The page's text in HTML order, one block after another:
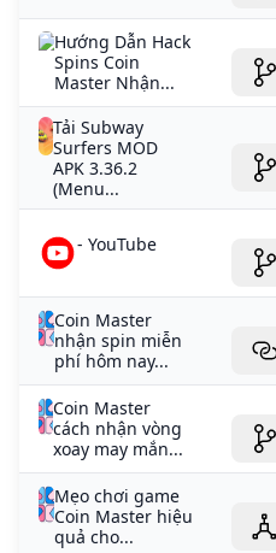
Hướng Dẫn Hack
Spins Coin
Master Nhận...
Tải Subway
Surfers MOD
APK 3.36.2
(Menu...
- YouTube
Coin Master
nhận spin miễn
phí hôm nay...
Coin Master
cách nhận vòng
xoay may mắn...
Mẹo chơi game
Coin Master hiệu
quả cho...